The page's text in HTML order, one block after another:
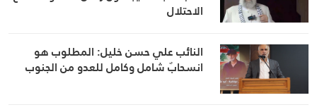
الاحتلال
النائب علي حسن خليل: المطلوب هو
انسحابٌ شامل وكامل للعدو من الجنوب